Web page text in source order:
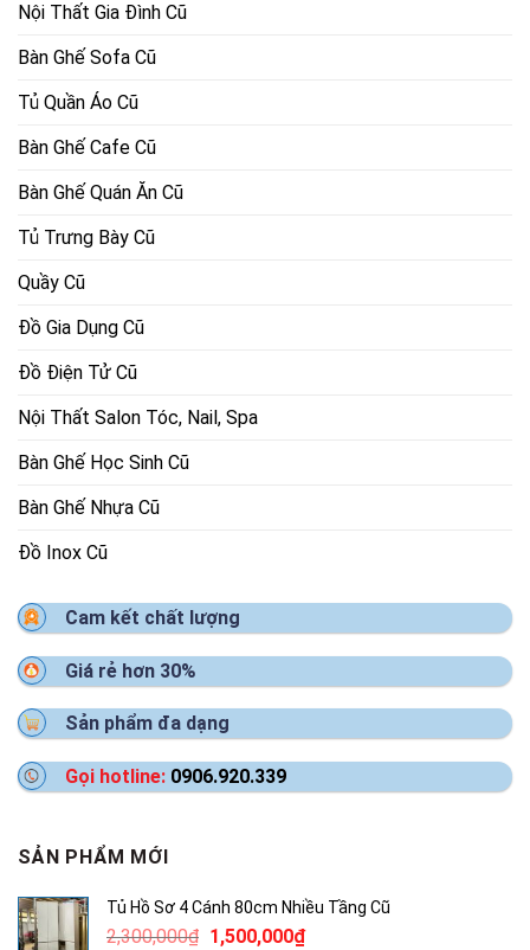
Nội Thất Gia Đình Cũ
Bàn Ghế Sofa Cũ
Tủ Quần Áo Cũ
Bàn Ghế Cafe Cũ
Bàn Ghế Quán Ăn Cũ
Tủ Trưng Bày Cũ
Quầy Cũ
Đồ Gia Dụng Cũ
Đồ Điện Tử Cũ
Nội Thất Salon Tóc, Nail, Spa
Bàn Ghế Học Sinh Cũ
Bàn Ghế Nhựa Cũ
Đồ Inox Cũ
Cam kết chất lượng
Giá rẻ hơn 30%
Sản phẩm đa dạng
Gọi hotline: 0906.920.339
SẢN PHẨM MỚI
Tủ Hồ Sơ 4 Cánh 80cm Nhiều Tầng Cũ
2,300,000₫ Giá
1,500,000₫Giá